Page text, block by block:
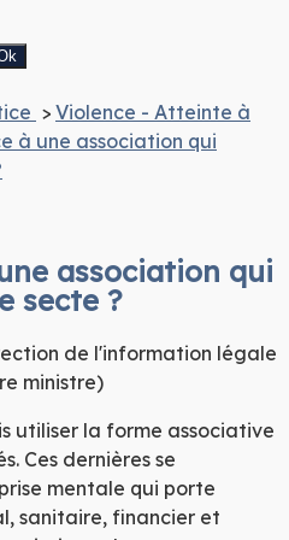
> Violence - Atteinte à
à une association qui
association qui
secte ?
de l'information légale
ministre)
utiliser la forme associative
Ces dernières se
mentale qui porte
sanitaire, financier et